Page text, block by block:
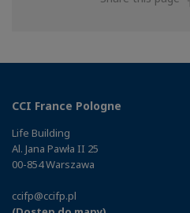
CCI France Pologne
Life Building
Al. Jana Pawła II 25
00-854 Warszawa
ccifp@ccifp.pl